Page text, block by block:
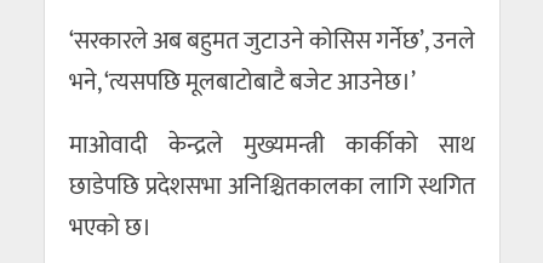
‘सरकारले अब बहुमत जुटाउने कोसिस गर्नेछ’, उनले
भने, ‘त्यसपछि मूलबाटोबाटै बजेट आउनेछ।’
माओवादी केन्द्रले मुख्यमन्त्री कार्कीको साथ
छाडेपछि प्रदेशसभा अनिश्चितकालका लागि स्थगित
भएको छ।